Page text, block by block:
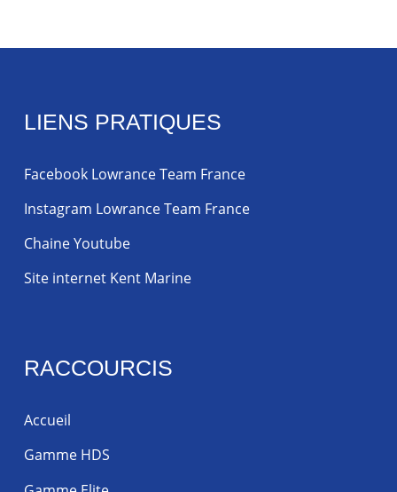
LIENS PRATIQUES
Facebook Lowrance Team France
Instagram Lowrance Team France
Chaine Youtube
Site internet Kent Marine
RACCOURCIS
Accueil
Gamme HDS